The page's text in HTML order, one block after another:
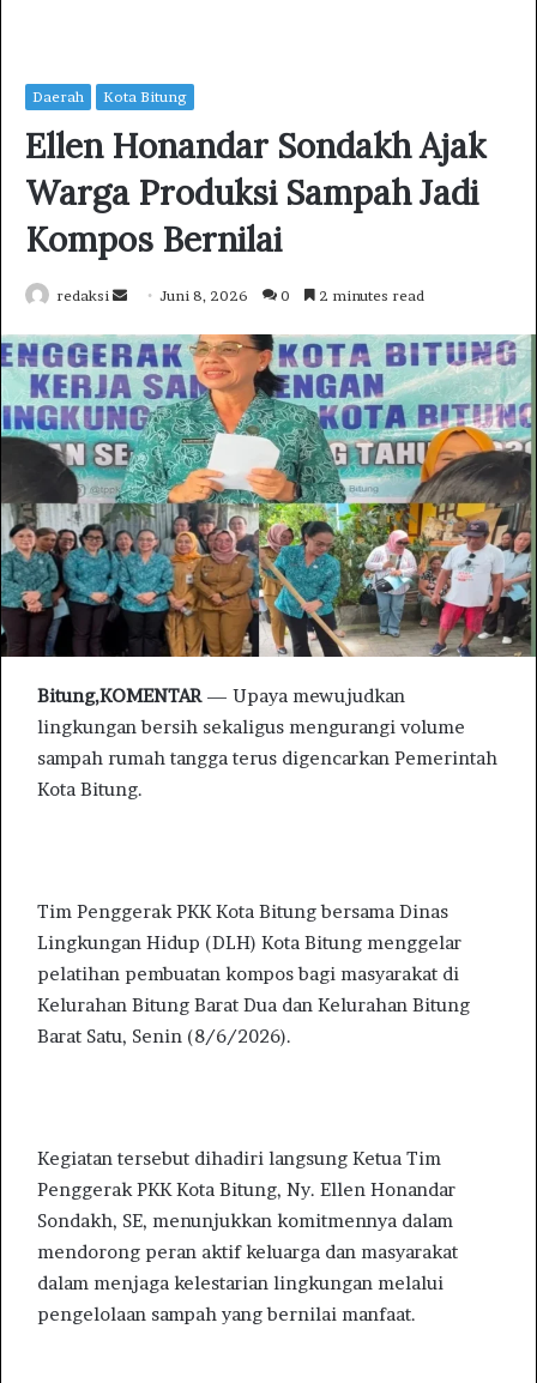
Daerah Kota Bitung
Ellen Honandar Sondakh Ajak
Warga Produksi Sampah Jadi
Kompos Bernilai
redaksi
n
d
a
n
e
m
a
i
l
Juni 8, 2026 0 2 minutes read
Bitung,KOMENTAR— Upaya mewujudkan
lingkungan bersih sekaligus mengurangi volume
sampah rumah tangga terus digencarkan Pemerintah
Kota Bitung.
Tim Penggerak PKK Kota Bitung bersama Dinas
Lingkungan Hidup (DLH) Kota Bitung menggelar
pelatihan pembuatan kompos bagi masyarakat di
Kelurahan Bitung Barat Dua dan Kelurahan Bitung
Barat Satu, Senin (8/6/2026).
Kegiatan tersebut dihadiri langsung Ketua Tim
Penggerak PKK Kota Bitung, Ny. Ellen Honandar
Sondakh, SE, menunjukkan komitmennya dalam
mendorong peran aktif keluarga dan masyarakat
dalam menjaga kelestarian lingkungan melalui
pengelolaan sampah yang bernilai manfaat.